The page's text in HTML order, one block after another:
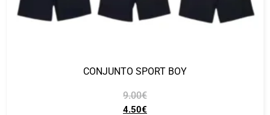
CONJUNTO SPORT BOY
9.00€
4.50€